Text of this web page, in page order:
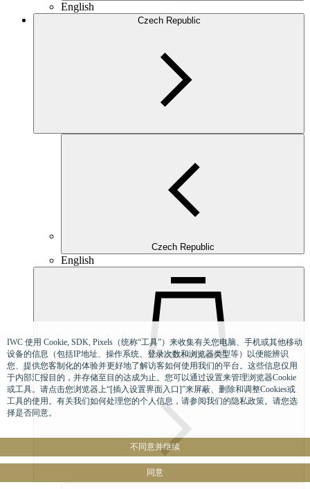
English
Czech Republic
Czech Republic
English
Denmark
IWC 使用 Cookie, SDK, Pixels（统称“工具”）来收集有关您电脑、手机或其他移动
设备的信息（包括IP地址、操作系统、登录次数和浏览器类型等）以便能辨识
您、提供您客制化的体验并更好地了解访客如何使用我们的平台。这些信息仅用
于内部汇报目的，并存储至目的达成为止。您可以通过设置来管理浏览器Cookie
或工具。请点击您浏览器上“[插入设置界面入口]”来屏蔽、删除和调整Cookies或
工具的使用。有关我们如何处理您的个人信息，请参阅我们的隐私政策。请您选
择是否同意。
不同意并继续
同意